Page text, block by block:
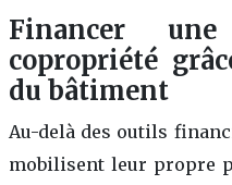
Financer
copropriété
du bâtiment
Au-delà des outils
mobilisent leur propre